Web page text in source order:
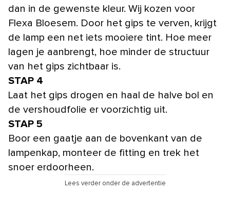
dan in de gewenste kleur. Wij kozen voor
Flexa Bloesem. Door het gips te verven, krijgt
de lamp een net iets mooiere tint. Hoe meer
lagen je aanbrengt, hoe minder de structuur
van het gips zichtbaar is.
STAP 4
Laat het gips drogen en haal de halve bol en
de vershoudfolie er voorzichtig uit.
STAP 5
Boor een gaatje aan de bovenkant van de
lampenkap, monteer de fitting en trek het
snoer erdoorheen.
Lees verder onder de advertentie